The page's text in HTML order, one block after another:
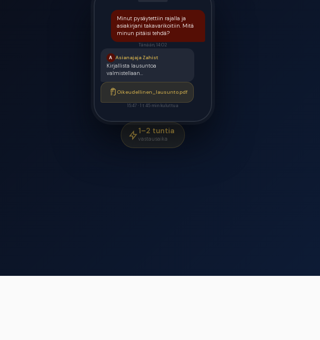
Minut pysäytettiin rajalla ja
asiakirjani takavarikoitiin. Mitä
minun pitäisi tehdä?
Tänään, 14:02
А Asianajaja Zahist
Kirjallista lausuntoa
valmistellaan...
Oikeudellinen_lausunto.pdf
15:47 · 1 t 45 min kuluttua
1–2 tuntia
vastausaika